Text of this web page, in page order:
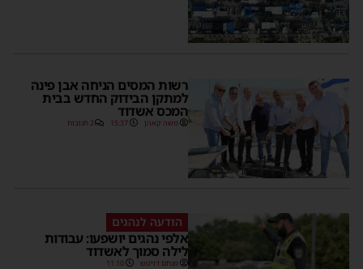
רשות המסים הניחה אבן פינה
למתקן הבידוק החדש בבית
המכס אשדוד
משה קאהן 15:37 2 תגובות
הודעה לנהגים
אלפי נהגים יושפעו: עבודות
לילה סמוך לאשדוד
מנחם דויטש 11:10